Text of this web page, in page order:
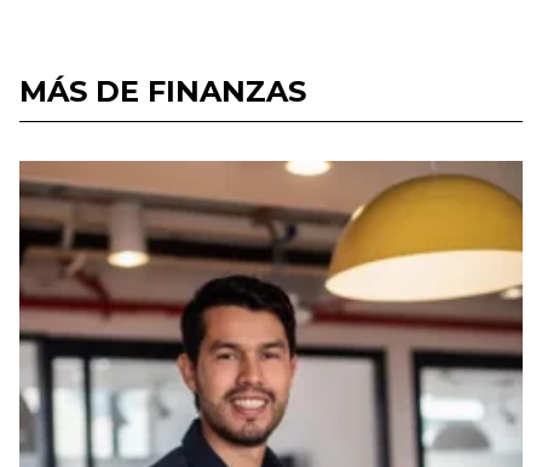
MÁS DE FINANZAS